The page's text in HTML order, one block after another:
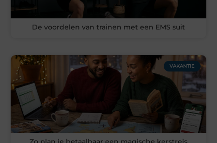
De voordelen van trainen met een EMS suit
VAKANTIE